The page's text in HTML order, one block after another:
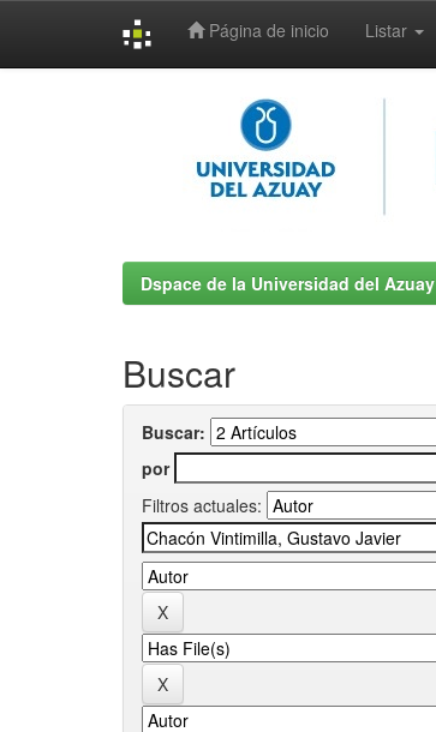
Página de inicio Listar
Dspace de la Universidad del Azuay
Buscar
Buscar:
por
Filtros actuales: